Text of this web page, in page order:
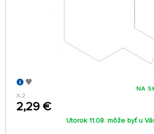
X-2
2,29 €
NA
Utorok 11.08. môže byť u